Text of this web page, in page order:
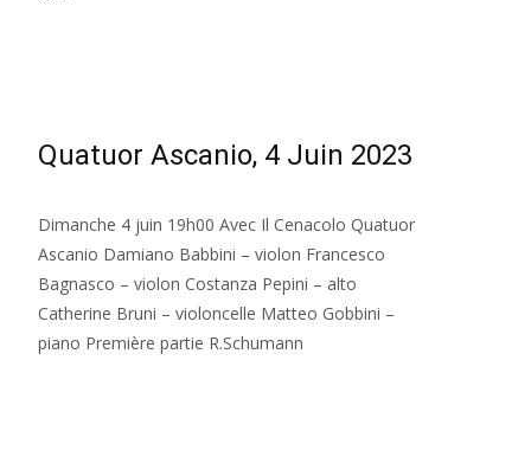
Quatuor Ascanio, 4 Juin 2023
Dimanche 4 juin 19h00 Avec Il Cenacolo Quatuor
Ascanio Damiano Babbini – violon Francesco
Bagnasco – violon Costanza Pepini – alto
Catherine Bruni – violoncelle Matteo Gobbini –
piano Première partie R.Schumann